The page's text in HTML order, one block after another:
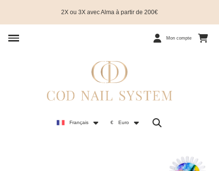
2X ou 3X avec Alma à partir de 200€
Mon compte
Français € Euro